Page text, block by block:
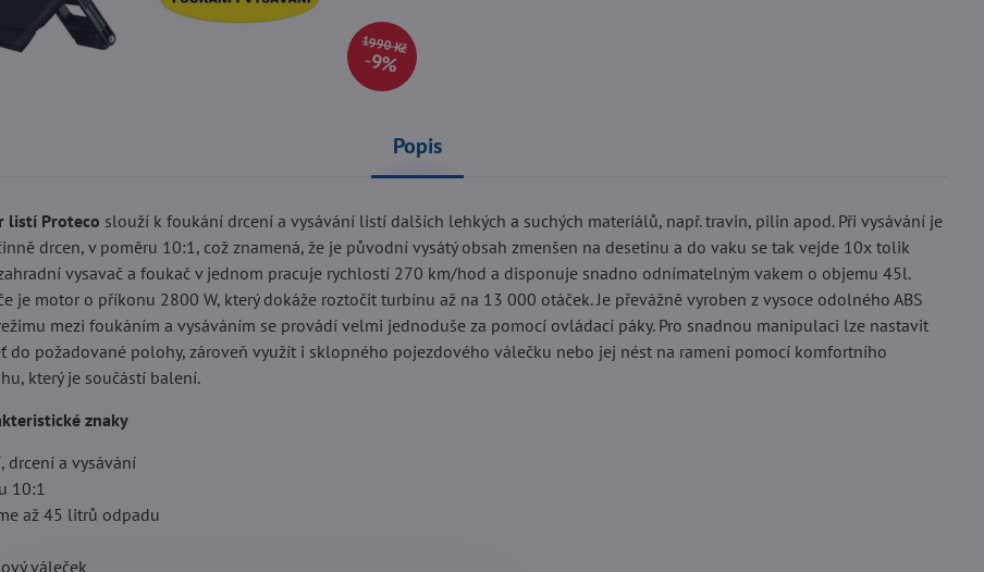
1990 Kč
9%
Popis
listí Proteco slouží k foukání drcení a vysávání listí dalších lehkých a suchých materiálů, např. travin, pilin apod. Při vysávání je
drcen, v poměru 10:1, což znamená, že je původní vysátý obsah zmenšen na desetinu a do vaku se tak vejde 10x tolik
vysavač a foukač v jednom pracuje rychlostí 270 km/hod a disponuje snadno odnímatelným vakem o objemu 45l.
je motor o příkonu 2800 W, který dokáže roztočit turbínu až na 13 000 otáček. Je převážně vyroben z vysoce odolného ABS
mezi foukáním a vysáváním se provádí velmi jednoduše za pomocí ovládací páky. Pro snadnou manipulaci lze nastavit
do požadované polohy, zároveň využít i sklopného pojezdového válečku nebo jej nést na rameni pomocí komfortního
který je součástí balení.
znaky
drcení a vysávání
10:1
až 45 litrů odpadu
váleček